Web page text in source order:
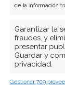
de la información
Garantizar la
fraudes, y
presentar
Guardar y
privacidad.
Gestionar 709